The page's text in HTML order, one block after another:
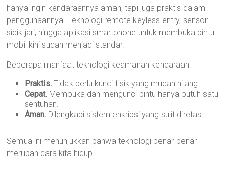
hanya ingin kendaraannya aman, tapi juga praktis dalam
penggunaannya. Teknologi remote keyless entry, sensor
sidik jari, hingga aplikasi smartphone untuk membuka pintu
mobil kini sudah menjadi standar.
Beberapa manfaat teknologi keamanan kendaraan:
Praktis. Tidak perlu kunci fisik yang mudah hilang.
Cepat. Membuka dan mengunci pintu hanya butuh satu
sentuhan.
Aman. Dilengkapi sistem enkripsi yang sulit diretas.
Semua ini menunjukkan bahwa teknologi benar-benar
merubah cara kita hidup.